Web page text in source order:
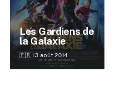
Les Gardiens de
la Galaxie
🇫🇷 13 août 2014
✕